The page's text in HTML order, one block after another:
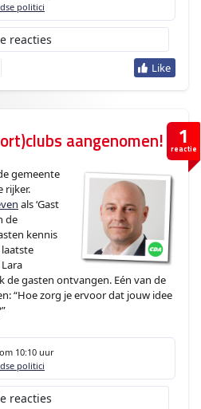
politici
reacties
1
reactie
aangenomen!
gemeente
rijker.
als ‘Gast
de
kennis
de gasten ontvangen. Eén van de
“Hoe zorg je ervoor dat jouw idee
om 10:10 uur
politici
reacties